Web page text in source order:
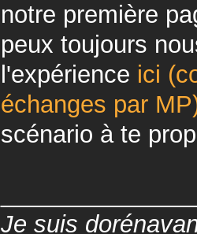
notre première
peux toujours
l'expérience ici
échanges par
scénario à te
Je suis